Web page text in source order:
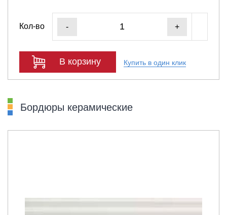
Кол-во - +
В корзину Купить в один клик
Бордюры керамические